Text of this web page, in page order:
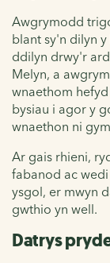
Awgrymodd
blant sy'n dilyn
ddilyn drwy'r
Melyn, a
wnaethom
bysiau i agor y
wnaethon ni
Ar gais rhieni,
fabanod ac
ysgol, er mwyn
gwthio yn well.
Datrys